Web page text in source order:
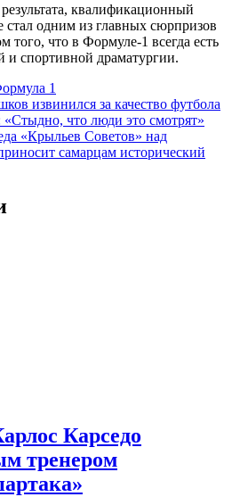
квалификационный
стал одним из главных сюрпризов
того, что в Формуле-1 всегда есть
и спортивной драматургии.
1
извинился за качество футбола
что люди это смотрят»
«Крыльев Советов» над
самарцам исторический
Карседо
тренером